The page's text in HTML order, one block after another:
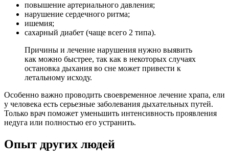
повышение артериального давления;
нарушение сердечного ритма;
ишемия;
сахарный диабет (чаще всего 2 типа).
Причины и лечение нарушения нужно выявить
как можно быстрее, так как в некоторых случаях
остановка дыхания во сне может привести к
летальному исходу.
Особенно важно проводить своевременное лечение храпа, ели
у человека есть серьезные заболевания дыхательных путей.
Только врач поможет уменьшить интенсивность проявления
недуга или полностью его устранить.
Опыт других людей